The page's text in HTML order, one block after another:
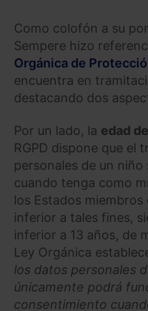
Como colofón a su
Sempere hizo
Orgánica de
encuentra en
destacando dos
Por un lado, la edad
RGPD dispone que el
personales de un
cuando tenga como
los Estados
inferior a tales fines,
inferior a 13 años, de
Ley Orgánica
los datos personales
únicamente podrá
consentimiento